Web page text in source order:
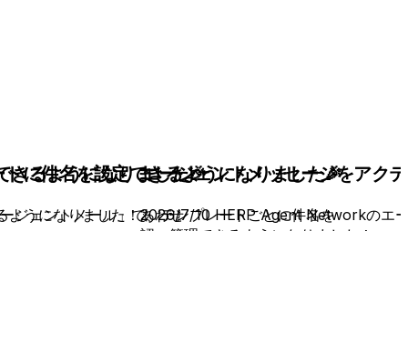
きるようになりました🎉
うになりました！あわせ
に件名を設定できるようになりました🎉
ェントメール」で、テンプレートごとに件名を
エージェントメッセージをアク
2026/7/10 HERP Agent Networkのエ
認・管理できるようになりました！